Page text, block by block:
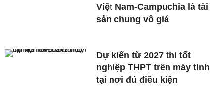
Việt Nam-Campuchia là tài
sản chung vô giá ​
Dự kiến từ 2027 thi tốt
nghiệp THPT trên máy tính
tại nơi đủ điều kiện